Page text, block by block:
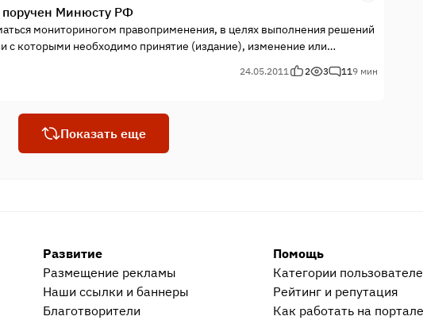
Минюсту РФ
мониториногом правоприменения, в целях выполнения решений
с которыми необходимо принятие (издание), изменение или
законодательных и иных нормативных правовых актов Российской
в минюсте, а только потом выполнять… если захочется?!
24.05.2011 2 3 119 мин
Показать еще
Развитие
Размещение рекламы
Наши ссылки и баннеры
Благотворители
Помощь
Категории
Рейтинг и репутация
Как работать на портале